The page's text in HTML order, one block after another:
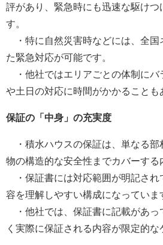
評があり、緊急時にも迅速な駆けつ
す。
・特に自然災害時などには、全国
た緊急対応が可能です。
・他社ではエリアごとの体制にバ
や土日の対応に時間がかかることも
保証の「中身」の充実度
・積水ハウスの保証は、単なる部
物の構造的な安全性までカバーする
・保証書には対応範囲が明記され
容を理解しやすい構成になっていま
・他社では、保証書に記載があっ
く実際に保証される内容が限定的な